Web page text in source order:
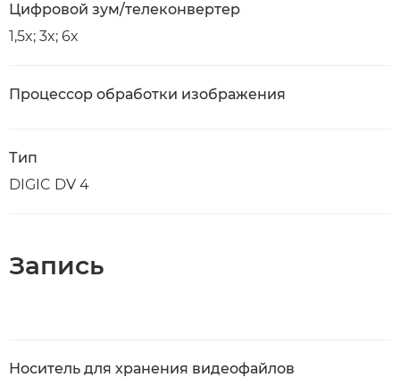
Цифровой зум/телеконвертер
1,5x; 3x; 6x
Процессор обработки изображения
Тип
DIGIC DV 4
Запись
Носитель для хранения видеофайлов